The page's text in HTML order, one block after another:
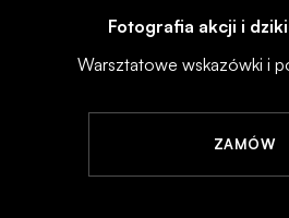
Fotografia akcji i
Warsztatowe wskazówki i
ZAMÓW